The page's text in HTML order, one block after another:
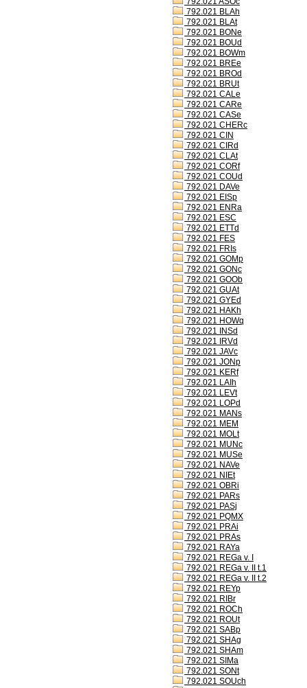
792.021 BLAh
792.021 BLAt
792.021 BONe
792.021 BOUd
792.021 BOWm
792.021 BREe
792.021 BROd
792.021 BRUt
792.021 CALe
792.021 CARe
792.021 CASe
792.021 CHERc
792.021 CIN
792.021 CIRd
792.021 CLAt
792.021 CORf
792.021 COUd
792.021 DAVe
792.021 EISp
792.021 ENRa
792.021 ESC
792.021 ETTd
792.021 FES
792.021 FRIs
792.021 GOMp
792.021 GONc
792.021 GOOb
792.021 GUAt
792.021 GYEd
792.021 HAKh
792.021 HOWq
792.021 INSd
792.021 IRVd
792.021 JAVc
792.021 JONp
792.021 KERf
792.021 LAIh
792.021 LEVt
792.021 LOPd
792.021 MANs
792.021 MEM
792.021 MOLt
792.021 MUNc
792.021 MUSe
792.021 NAVe
792.021 NIEt
792.021 OBRi
792.021 PARs
792.021 PASj
792.021 PQMX
792.021 PRAi
792.021 PRAs
792.021 RAYa
792.021 REGa v. I
792.021 REGa v. II t.1
792.021 REGa v. II t.2
792.021 REYp
792.021 RIBr
792.021 ROCh
792.021 ROUt
792.021 SABp
792.021 SHAg
792.021 SHAm
792.021 SIMa
792.021 SONt
792.021 SOUch